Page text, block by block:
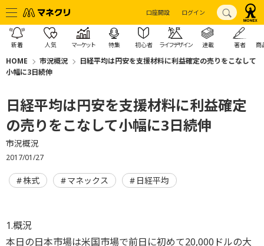
口座開設 ログイン
新着 人気 マーケット 特集 初心者 ライフデザイン 連載 著者 商
HOME 市況概況
日経平均は円安を支援材料に利益確定の売りをこなして
小幅に3日続伸
日経平均は円安を支援材料に利益確定
の売りをこなして小幅に3日続伸
市況概況
2017/01/27
株式 マネックス 日経平均
1.概況
本日の日本市場は米国市場で前日に初めて20,000ドルの大